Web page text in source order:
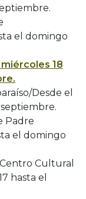
el domingo
18
Desde el
Padre
el domingo
Cultural
hasta el